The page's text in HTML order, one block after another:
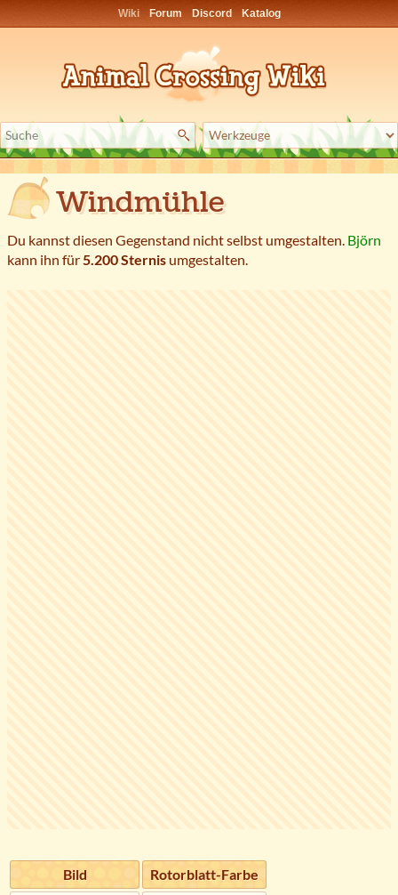
Wiki Forum Discord Katalog
Windmühle
Du kannst diesen Gegenstand nicht selbst umgestalten. Björn
kann ihn für5.200 Sternis umgestalten.
Bild
Rotorblatt-Farbe